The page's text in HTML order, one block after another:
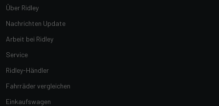
Über Ridley
Nachrichten Update
Arbeit bei Ridley
Service
Ridley-Händler
Fahrräder vergleichen
Einkaufswagen